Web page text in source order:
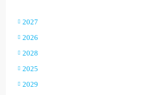
2027
2026
2028
2025
2029